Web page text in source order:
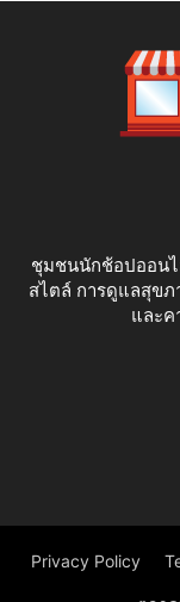
ชุมชนนักช้อปออนไ
สไตล์ การดูแลสุขภ
และค
Privacy Policy